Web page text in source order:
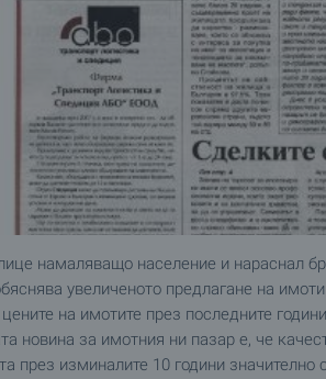
намаляващо население и нараснал
увеличеното предлагане на
на имотите през последните
новина за имотния ни пазар е, че
през изминалите 10 години